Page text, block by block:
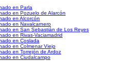
en Parla
en Pozuelo de Alarcón
en Alcorcón
en Navalcarnero
en San Sebastián de Los Reyes
en Rivas-Vaciamadrid
en Coslada
en Colmenar Viejo
en Torrejón de Ardoz
en Ciudalcampo